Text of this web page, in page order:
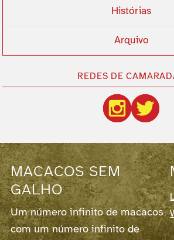
Histórias
Arquivo
REDES DE
MACACOS SEM
GALHO
Um número infinito de macacos
com um número infinito de